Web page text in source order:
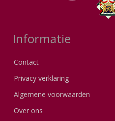
Informatie
Contact
Privacy verklaring
Algemene voorwaarden
Over ons